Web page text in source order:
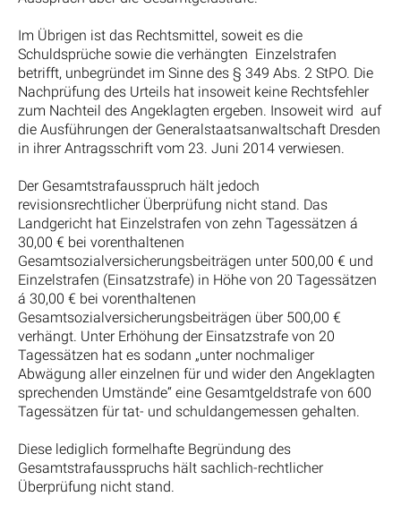
Im Übrigen ist das Rechtsmittel, soweit es die
Schuldsprüche sowie die verhängten Einzelstrafen
betrifft, unbegründet im Sinne des § 349 Abs. 2 StPO. Die
Nachprüfung des Urteils hat insoweit keine Rechtsfehler
zum Nachteil des Angeklagten ergeben. Insoweit wird auf
die Ausführungen der Generalstaatsanwaltschaft Dresden
in ihrer Antragsschrift vom 23. Juni 2014 verwiesen.
Der Gesamtstrafausspruch hält jedoch
revisionsrechtlicher Überprüfung nicht stand. Das
Landgericht hat Einzelstrafen von zehn Tagessätzen á
30,00 € bei vorenthaltenen
Gesamtsozialversicherungsbeiträgen unter 500,00 € und
Einzelstrafen (Einsatzstrafe) in Höhe von 20 Tagessätzen
á 30,00 € bei vorenthaltenen
Gesamtsozialversicherungsbeiträgen über 500,00 €
verhängt. Unter Erhöhung der Einsatzstrafe von 20
Tagessätzen hat es sodann „unter nochmaliger
Abwägung aller einzelnen für und wider den Angeklagten
sprechenden Umstände“ eine Gesamtgeldstrafe von 600
Tagessätzen für tat- und schuldangemessen gehalten.
Diese lediglich formelhafte Begründung des
Gesamtstrafausspruchs hält sachlich-rechtlicher
Überprüfung nicht stand.